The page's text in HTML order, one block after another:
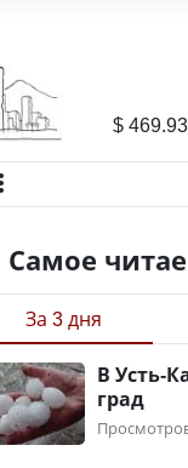
$469.93
Самое
За 3 дня
В Усть-
град